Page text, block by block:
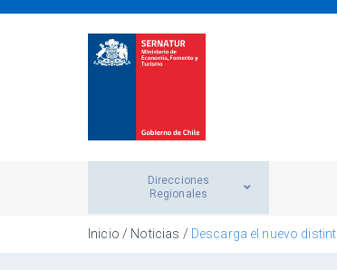
Direcciones
Regionales
Inicio / Noticias / Descarga el nuevo